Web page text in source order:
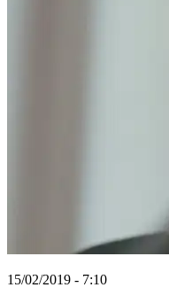
15/02/2019 - 7:10